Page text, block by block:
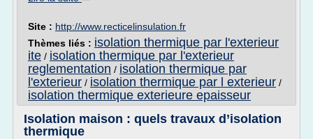
Site : http://www.recticelinsulation.fr
Thèmes liés : isolation thermique par l'exterieur
ite / isolation thermique par l'exterieur
reglementation / isolation thermique par
l'exterieur / isolation thermique par l exterieur /
isolation thermique exterieure epaisseur
Isolation maison : quels travaux d’isolation
thermique